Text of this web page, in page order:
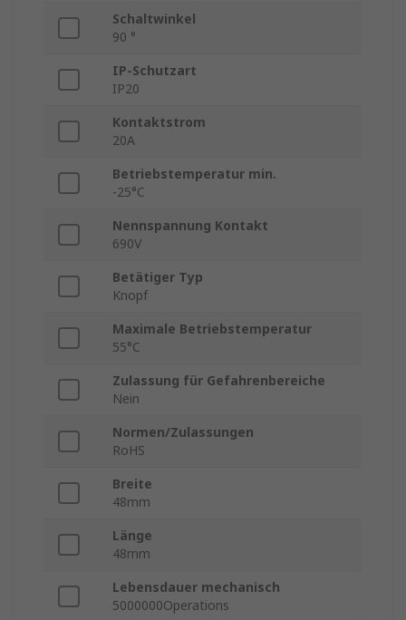
Schaltwinkel
90 °
IP-Schutzart
IP20
Kontaktstrom
20A
Betriebstemperatur min.
-25°C
Nennspannung Kontakt
690V
Betätiger Typ
Knopf
Maximale Betriebstemperatur
55°C
Zulassung für Gefahrenbereiche
Nein
Normen/Zulassungen
RoHS
Breite
48mm
Länge
48mm
Lebensdauer mechanisch
5000000Operations